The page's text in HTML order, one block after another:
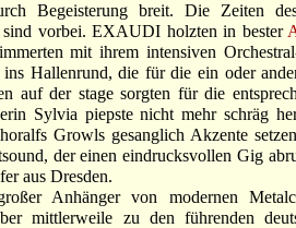
Begeisterung breit. Die Zeiten
sind vorbei. EXAUDI holzten in bester
mit ihrem intensiven
Hallenrund, die für die ein oder
auf der stage sorgten für die
Sylvia piepste nicht mehr schräg
Growls gesanglich Akzente
der einen eindrucksvollen Gig
aus Dresden.
Anhänger von modernen
mittlerweile zu den führenden